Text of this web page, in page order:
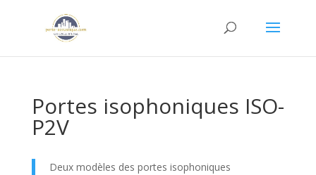
Portes isophoniques ISO-
P2V
Deux modèles des portes isophoniques